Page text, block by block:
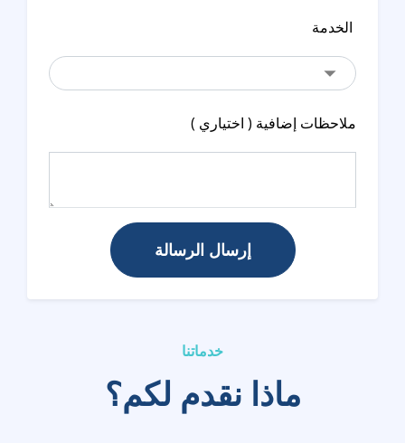
الخدمة
ملاحظات إضافية ( اختياري )
إرسال الرسالة
خدماتنا
ماذا نقدم لكم؟